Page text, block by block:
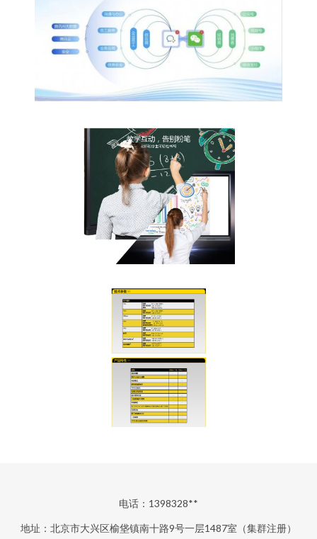
电话：1398328**
地址：北京市大兴区榆垡镇南十路9号一层1487室（集群注册）